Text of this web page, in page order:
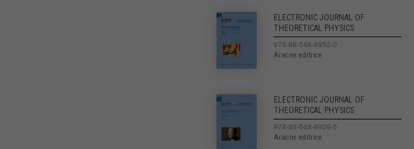
ELECTRONIC JOURNAL OF
THEORETICAL PHYSICS
978-88-548-9952-0
Aracne editrice
ELECTRONIC JOURNAL OF
THEORETICAL PHYSICS
978-88-548-8909-5
Aracne editrice